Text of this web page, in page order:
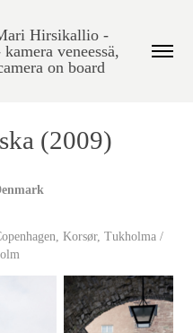
Hirsikallio -
veneessä,
on board
(2009)
Korsør, Tukholma /